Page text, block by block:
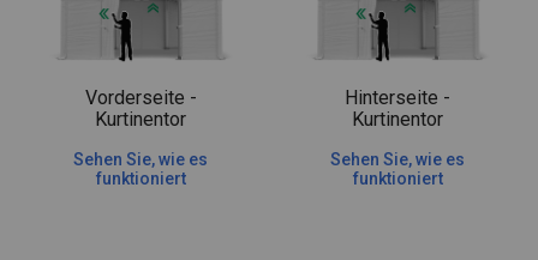
Vorderseite -
Kurtinentor
Sehen Sie, wie es
funktioniert
Hinterseite -
Kurtinentor
Sehen Sie, wie es
funktioniert